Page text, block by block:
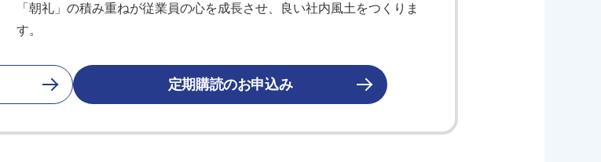
「朝礼」の積み重ねが従業員の心を成長させ、良い社内風土をつくりま
す。
定期購読のお申込み